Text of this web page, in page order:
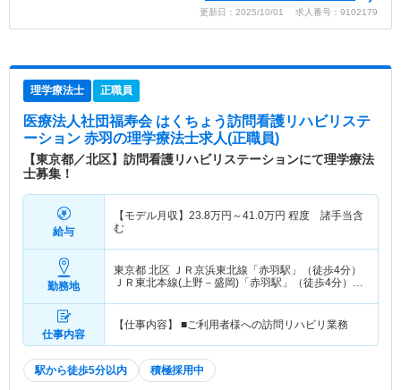
更新日：2025/10/01 求人番号：9102179
理学療法士 正職員
医療法人社団福寿会 はくちょう訪問看護リハビリステ
ーション 赤羽の理学療法士求人(正職員)
【東京都／北区】訪問看護リハビリステーションにて理学療法
士募集！
給与
【モデル月収】 23.8万円～41.0万円 程度 諸手当含
む
勤務地
東京都 北区 ＪＲ京浜東北線「赤羽駅」（徒歩4分）
ＪＲ東北本線(上野－盛岡)「赤羽駅」（徒歩4分）
仕事内容
【仕事内容】 ■ご利用者様への訪問リハビリ業務
駅から徒歩5分以内 積極採用中